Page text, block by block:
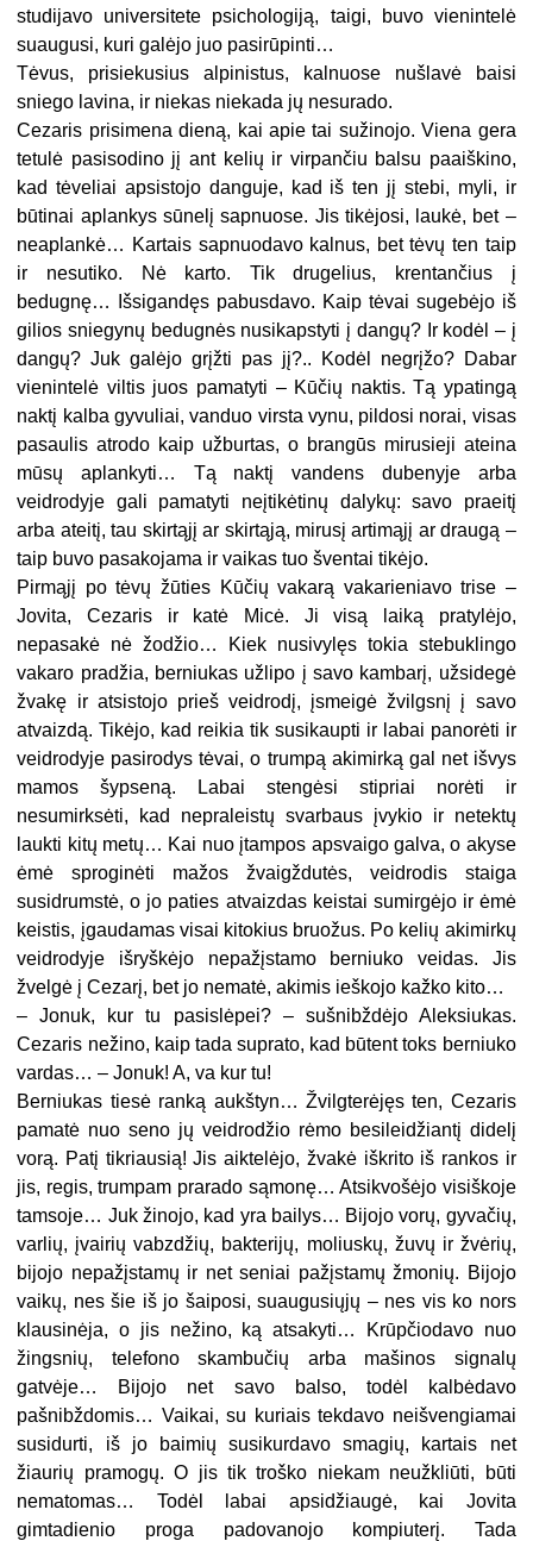
studijavo universitete psichologiją, taigi, buvo vienintelė
suaugusi, kuri galėjo juo pasirūpinti…
Tėvus, prisiekusius alpinistus, kalnuose nušlavė baisi
sniego lavina, ir niekas niekada jų nesurado.
Cezaris prisimena dieną, kai apie tai sužinojo. Viena gera
tetulė pasisodino jį ant kelių ir virpančiu balsu paaiškino,
kad tėveliai apsistojo danguje, kad iš ten jį stebi, myli, ir
būtinai aplankys sūnelį sapnuose. Jis tikėjosi, laukė, bet –
neaplankė… Kartais sapnuodavo kalnus, bet tėvų ten taip
ir nesutiko. Nė karto. Tik drugelius, krentančius į
bedugnę… Išsigandęs pabusdavo. Kaip tėvai sugebėjo iš
gilios sniegynų bedugnės nusikapstyti į dangų? Ir kodėl – į
dangų? Juk galėjo grįžti pas jį?.. Kodėl negrįžo? Dabar
vienintelė viltis juos pamatyti – Kūčių naktis. Tą ypatingą
naktį kalba gyvuliai, vanduo virsta vynu, pildosi norai, visas
pasaulis atrodo kaip užburtas, o brangūs mirusieji ateina
mūsų aplankyti… Tą naktį vandens dubenyje arba
veidrodyje gali pamatyti neįtikėtinų dalykų: savo praeitį
arba ateitį, tau skirtąjį ar skirtąją, mirusį artimąjį ar draugą –
taip buvo pasakojama ir vaikas tuo šventai tikėjo.
Pirmąjį po tėvų žūties Kūčių vakarą vakarieniavo trise –
Jovita, Cezaris ir katė Micė. Ji visą laiką pratylėjo,
nepasakė nė žodžio… Kiek nusivylęs tokia stebuklingo
vakaro pradžia, berniukas užlipo į savo kambarį, užsidegė
žvakę ir atsistojo prieš veidrodį, įsmeigė žvilgsnį į savo
atvaizdą. Tikėjo, kad reikia tik susikaupti ir labai panorėti ir
veidrodyje pasirodys tėvai, o trumpą akimirką gal net išvys
mamos šypseną. Labai stengėsi stipriai norėti ir
nesumirksėti, kad nepraleistų svarbaus įvykio ir netektų
laukti kitų metų… Kai nuo įtampos apsvaigo galva, o akyse
ėmė sproginėti mažos žvaigždutės, veidrodis staiga
susidrumstė, o jo paties atvaizdas keistai sumirgėjo ir ėmė
keistis, įgaudamas visai kitokius bruožus. Po kelių akimirkų
veidrodyje išryškėjo nepažįstamo berniuko veidas. Jis
žvelgė į Cezarį, bet jo nematė, akimis ieškojo kažko kito…
– Jonuk, kur tu pasislėpei? – sušnibždėjo Aleksiukas.
Cezaris nežino, kaip tada suprato, kad būtent toks berniuko
vardas… – Jonuk! A, va kur tu!
Berniukas tiesė ranką aukštyn… Žvilgterėjęs ten, Cezaris
pamatė nuo seno jų veidrodžio rėmo besileidžiantį didelį
vorą. Patį tikriausią! Jis aiktelėjo, žvakė iškrito iš rankos ir
jis, regis, trumpam prarado sąmonę… Atsikvošėjo visiškoje
tamsoje… Juk žinojo, kad yra bailys… Bijojo vorų, gyvačių,
varlių, įvairių vabzdžių, bakterijų, moliuskų, žuvų ir žvėrių,
bijojo nepažįstamų ir net seniai pažįstamų žmonių. Bijojo
vaikų, nes šie iš jo šaiposi, suaugusiųjų – nes vis ko nors
klausinėja, o jis nežino, ką atsakyti… Krūpčiodavo nuo
žingsnių, telefono skambučių arba mašinos signalų
gatvėje… Bijojo net savo balso, todėl kalbėdavo
pašnibždomis… Vaikai, su kuriais tekdavo neišvengiamai
susidurti, iš jo baimių susikurdavo smagių, kartais net
žiaurių pramogų. O jis tik troško niekam neužkliūti, būti
nematomas… Todėl labai apsidžiaugė, kai Jovita
gimtadienio proga padovanojo kompiuterį. Tada